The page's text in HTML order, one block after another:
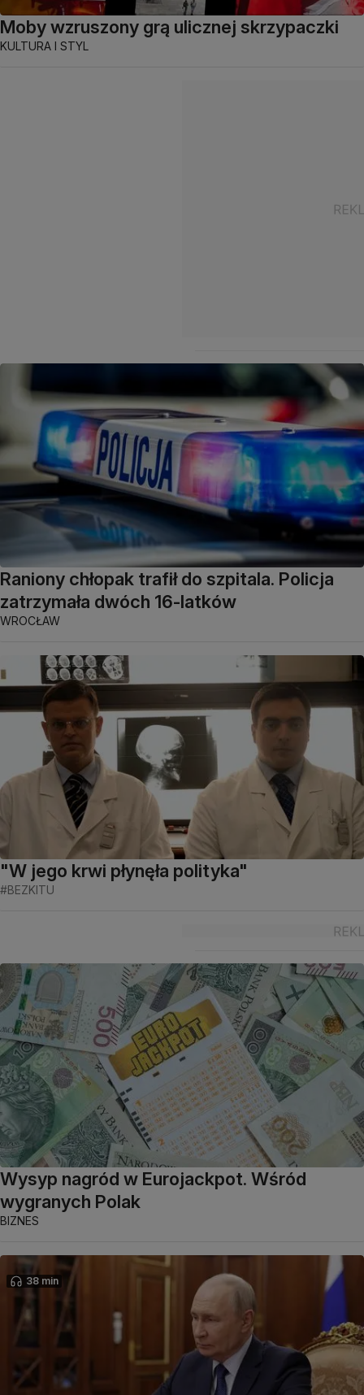
Moby wzruszony grą ulicznej skrzypaczki
KULTURA I STYL
Raniony chłopak trafił do szpitala. Policja
zatrzymała dwóch 16-latków
WROCŁAW
"W jego krwi płynęła polityka"
#BEZKITU
Wysyp nagród w Eurojackpot. Wśród
wygranych Polak
BIZNES
38 min